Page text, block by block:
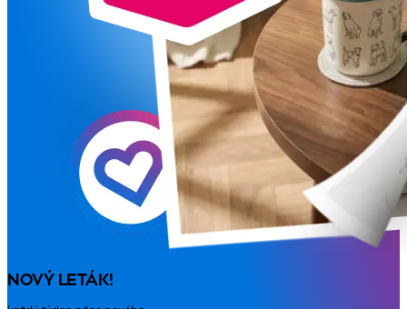
NOVÝ LETÁK!